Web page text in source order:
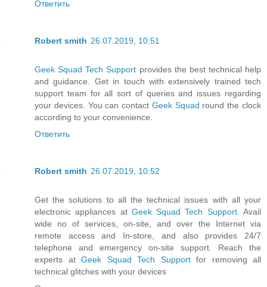
Ответить
Robert smith 26.07.2019, 10:51
Geek Squad Tech Support provides the best technical help
and guidance. Get in touch with extensively trained tech
support team for all sort of queries and issues regarding
your devices. You can contact Geek Squad round the clock
according to your convenience.
Ответить
Robert smith 26.07.2019, 10:52
Get the solutions to all the technical issues with all your
electronic appliances at Geek Squad Tech Support. Avail
wide no of services, on-site, and over the Internet via
remote access and In-store, and also provides 24/7
telephone and emergency on-site support. Reach the
experts at Geek Squad Tech Supportfor removing all
technical glitches with your devices